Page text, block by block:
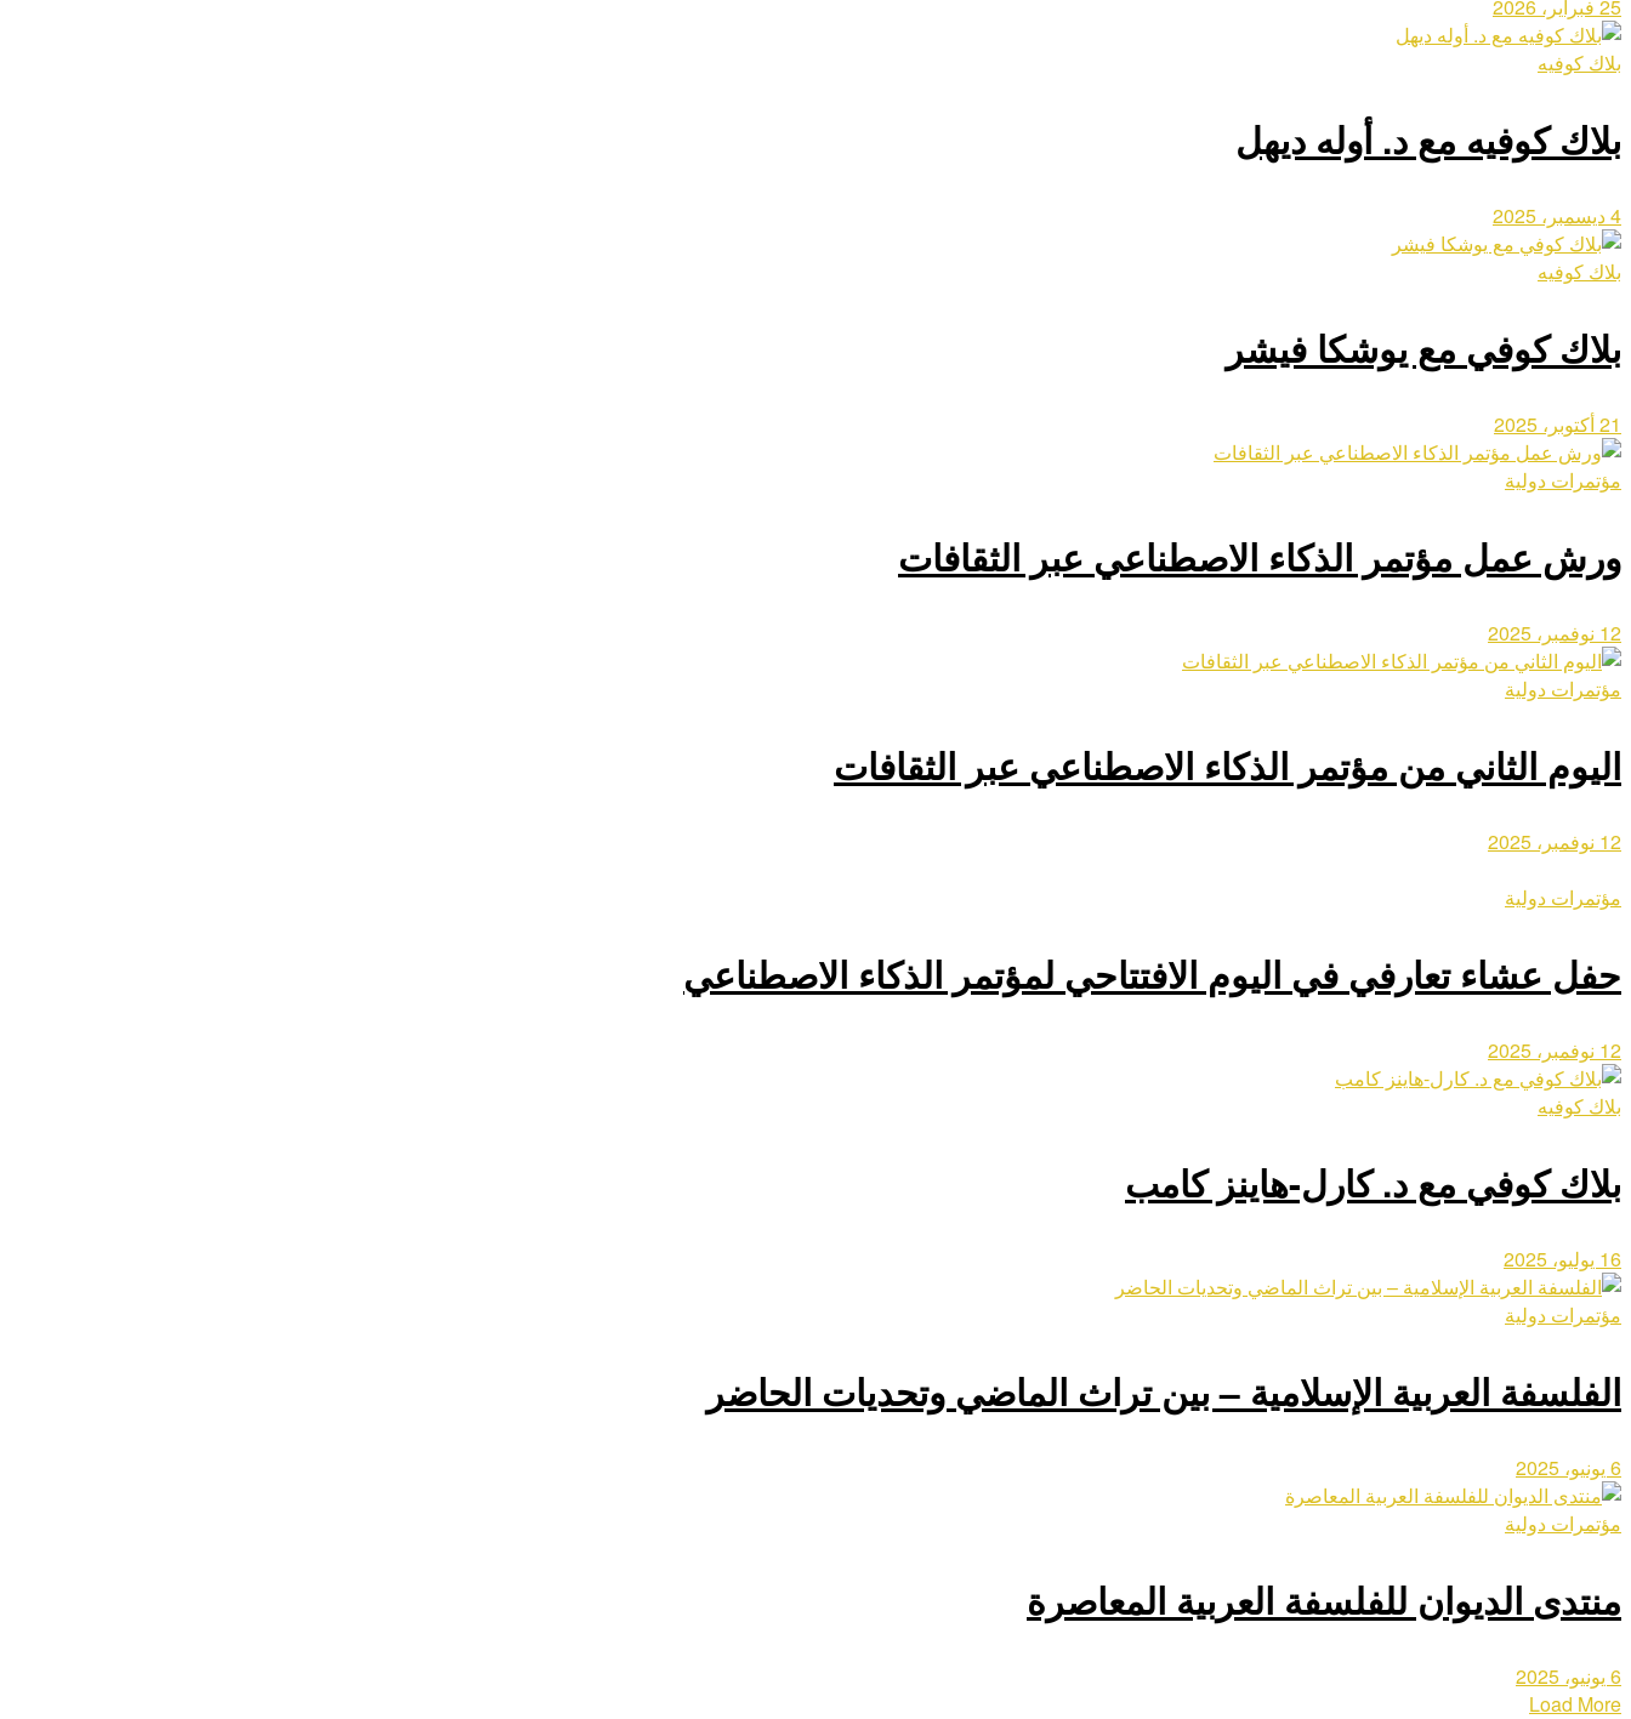
25 فبراير، 2026
بلاك كوفيه
بلاك كوفيه مع د. أوله ديهل
4 ديسمبر، 2025
بلاك كوفيه
بلاك كوفي مع يوشكا فيشر
21 أكتوبر، 2025
مؤتمرات دولية
ورش عمل مؤتمر الذكاء الاصطناعي عبر الثقافات
12 نوفمبر، 2025
مؤتمرات دولية
اليوم الثاني من مؤتمر الذكاء الاصطناعي عبر الثقافات
12 نوفمبر، 2025
مؤتمرات دولية
حفل عشاء تعارفي في اليوم الافتتاحي لمؤتمر الذكاء الاصطناعي
12 نوفمبر، 2025
بلاك كوفيه
بلاك كوفي مع د. كارل-هاينز كامب
16 يوليو، 2025
مؤتمرات دولية
الفلسفة العربية الإسلامية – بين تراث الماضي وتحديات الحاضر
6 يونيو، 2025
مؤتمرات دولية
منتدى الديوان للفلسفة العربية المعاصرة
6 يونيو، 2025
Load More